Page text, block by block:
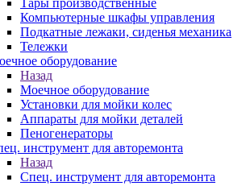
Тары производственные
Компьютерные шкафы управления
Подкатные лежаки, сиденья механика
Тележки
оборудование
Назад
Моечное оборудование
Установки для мойки колес
Аппараты для мойки деталей
Пеногенераторы
инструмент для авторемонта
Назад
Спец. инструмент для авторемонта